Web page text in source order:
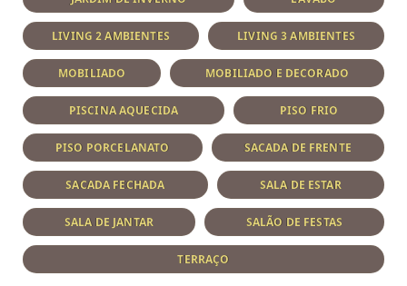
LIVING 2 AMBIENTES LIVING 3 AMBIENTES
MOBILIADO MOBILIADO E DECORADO
PISCINA AQUECIDA PISO FRIO
PISO PORCELANATO SACADA DE FRENTE
SACADA FECHADA SALA DE ESTAR
SALA DE JANTAR SALÃO DE FESTAS
TERRAÇO